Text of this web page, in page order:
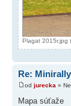
Plagat 2015r.jpg
Re:
od jurecka »
Mapa súťaže